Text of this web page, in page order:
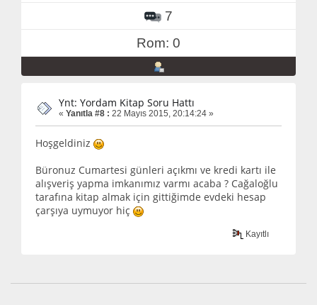
7
Rom: 0
Ynt: Yordam Kitap Soru Hattı
« Yanıtla #8 : 22 Mayıs 2015, 20:14:24 »
Hoşgeldiniz
Büronuz Cumartesi günleri açıkmı ve kredi kartı ile
alışveriş yapma imkanımız varmı acaba ? Cağaloğlu
tarafına kitap almak için gittiğimde evdeki hesap
çarşıya uymuyor hiç
Kayıtlı